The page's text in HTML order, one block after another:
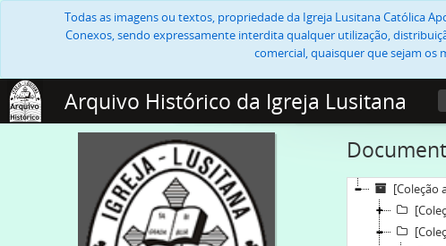
Todas as imagens ou textos, propriedade da Igreja Lusitana Católica
Conexos, sendo expressamente interdita qualquer utilização,
comercial, quaisquer que sejam os
Arquivo Histórico da Igreja Lusitana
[Coleção